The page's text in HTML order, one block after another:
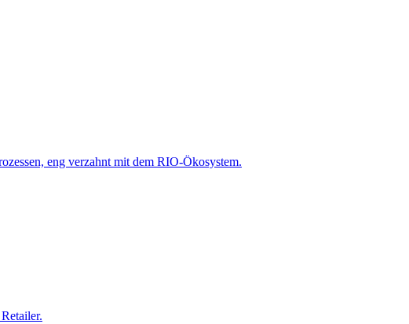
eng verzahnt mit dem RIO-Ökosystem.